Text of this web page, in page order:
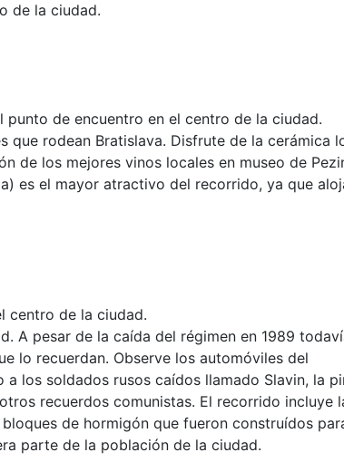
de la ciudad.
de encuentro en el centro de la ciudad.
que rodean Bratislava. Disfrute de la cerámica
de los mejores vinos locales en museo de
es el mayor atractivo del recorrido, ya que
centro de la ciudad.
A pesar de la caída del régimen en 1989
lo recuerdan. Observe los automóviles del
los soldados rusos caídos llamado Slavin, la
recuerdos comunistas. El recorrido incluye
de hormigón que fueron construídos
parte de la población de la ciudad.